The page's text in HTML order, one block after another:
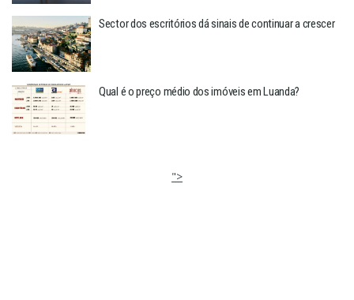
Sector dos escritórios dá sinais de continuar a crescer
Qual é o preço médio dos imóveis em Luanda?
">